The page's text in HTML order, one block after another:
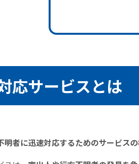
応サービスとは
明者に迅速対応するためのサービス